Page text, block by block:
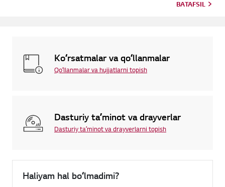
BATAFSIL
Koʻrsatmalar va qoʻllanmalar
Qoʻllanmalar va hujjatlarni topish
Dasturiy taʼminot va drayverlar
Dasturiy taʼminot va drayverlarni topish
Haliyam hal boʻlmadimi?